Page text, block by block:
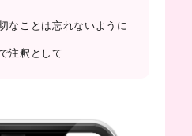
なことは忘れないように
注釈として